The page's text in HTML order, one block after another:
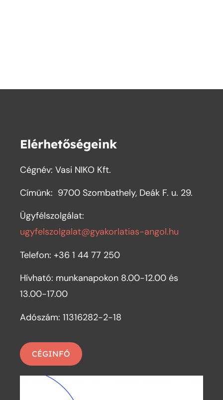
Elérhetőségeink
Cégnév: Vasi NIKO Kft.
Címünk: 9700 Szombathely, Deák F. u. 29.
Ügyfélszolgálat:
ugyfelszolgalat@gyakorlatias-angol.hu
Telefon: +36 1 44 77 250
Hívható: munkanapokon 8.00-12.00 és
13.00-17.00
Adószám: 11316282-2-18
CÉGINFÓ